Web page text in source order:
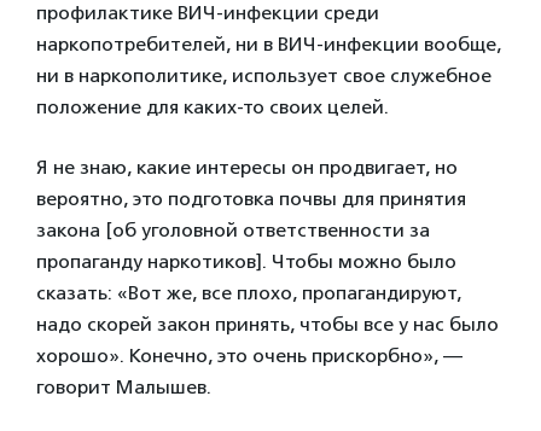
профилактике ВИЧ-инфекции среди
наркопотребителей, ни в ВИЧ-инфекции вообще,
ни в наркополитике, использует свое служебное
положение для каких-то своих целей.
Я не знаю, какие интересы он продвигает, но
вероятно, это подготовка почвы для принятия
закона [об уголовной ответственности за
пропаганду наркотиков]. Чтобы можно было
сказать: «Вот же, все плохо, пропагандируют,
надо скорей закон принять, чтобы все у нас было
хорошо». Конечно, это очень прискорбно», —
говорит Малышев.